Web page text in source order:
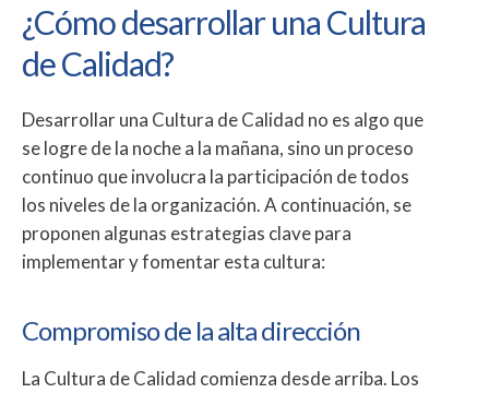
¿Cómo desarrollar una Cultura
de Calidad?
Desarrollar una Cultura de Calidad no es algo que
se logre de la noche a la mañana, sino un proceso
continuo que involucra la participación de todos
los niveles de la organización. A continuación, se
proponen algunas estrategias clave para
implementar y fomentar esta cultura:
Compromiso de la alta dirección
La Cultura de Calidad comienza desde arriba. Los